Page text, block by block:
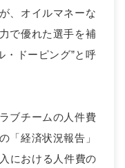
、オイルマネーな
で優れた選手を補
・ドーピング”と呼
ブチームの人件費
「経済状況報告」
における人件費の